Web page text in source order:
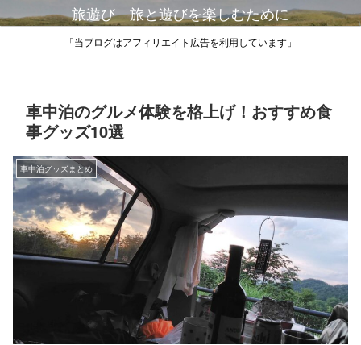
旅遊び 旅と遊びを楽しむために
「当ブログはアフィリエイト広告を利用しています」
車中泊のグルメ体験を格上げ！おすすめ食
事グッズ10選
車中泊グッズまとめ